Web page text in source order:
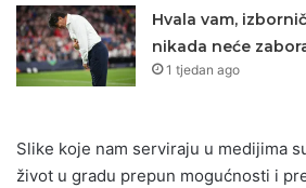
Hvala vam,
nikada neće
1 tjedan ago
Slike koje nam serviraju u medijima
život u gradu prepun mogućnosti i